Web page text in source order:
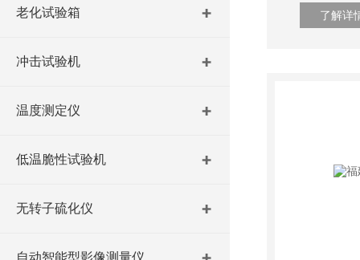
老化试验箱
冲击试验机
温度测定仪
低温脆性试验机
无转子硫化仪
自动智能型影像测量仪
了解详